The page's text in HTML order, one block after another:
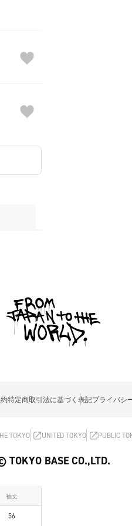
特定商取引法に基づく表記プライバシ
TOKYO UNITED TOKYO PUBLIC
TOKYO BASE CO.,LTD.
袖丈
56